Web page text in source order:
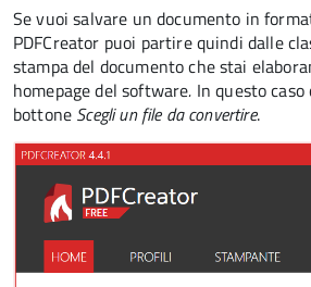
Se vuoi salvare un documento in
PDFCreator puoi partire quindi dalle
stampa del documento che stai
homepage del software. In questo caso
bottone Scegli un file da convertire.